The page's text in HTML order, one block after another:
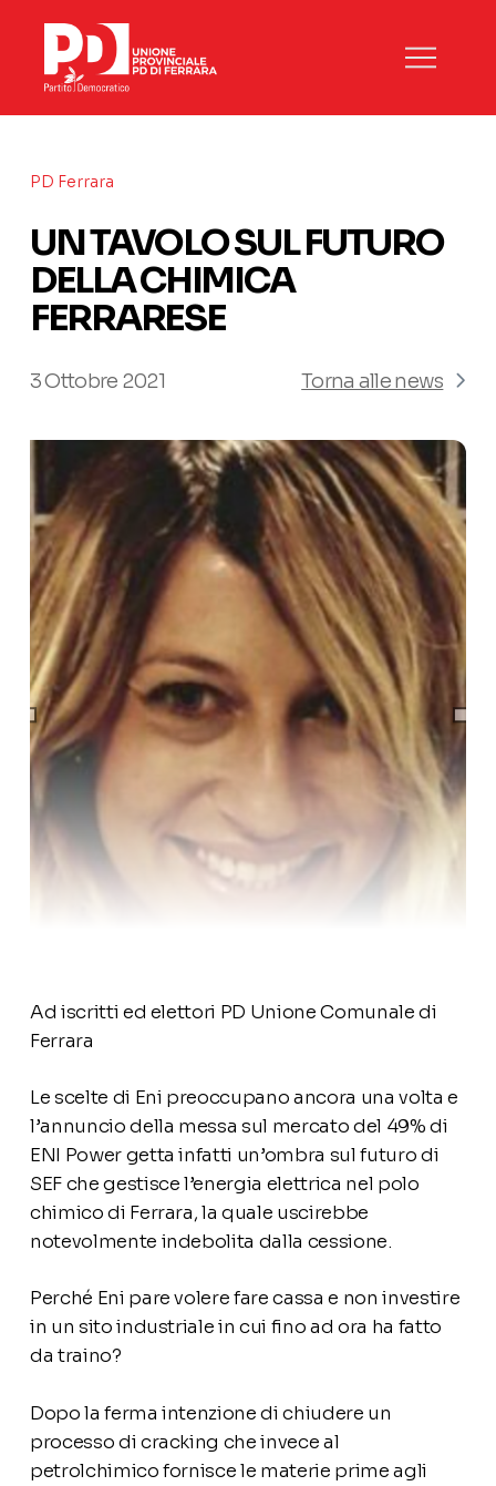
PD Ferrara
UN TAVOLO SUL FUTURO
DELLA CHIMICA
FERRARESE
3 Ottobre 2021 Torna alle news
Ad iscritti ed elettori PD Unione Comunale di
Ferrara
Le scelte di Eni preoccupano ancora una volta e
l’annuncio della messa sul mercato del 49% di
ENI Power getta infatti un’ombra sul futuro di
SEF che gestisce l’energia elettrica nel polo
chimico di Ferrara, la quale uscirebbe
notevolmente indebolita dalla cessione.
Perché Eni pare volere fare cassa e non investire
in un sito industriale in cui fino ad ora ha fatto
da traino?
Dopo la ferma intenzione di chiudere un
processo di cracking che invece al
petrolchimico fornisce le materie prime agli